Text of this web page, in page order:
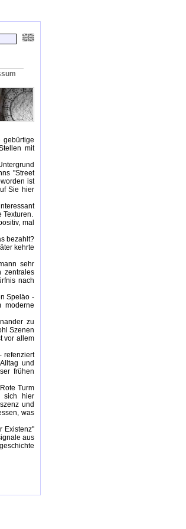
gebürtige
mit
"Street
ist
Sie hier
Texturen.
mal
bezahlt?
kehrte
sehr
zentrales
nach
Speläo -
moderne
zu
Szenen
vor allem
refenziert
und
frühen
Turm
sich hier
und
was
Existenz"
aus